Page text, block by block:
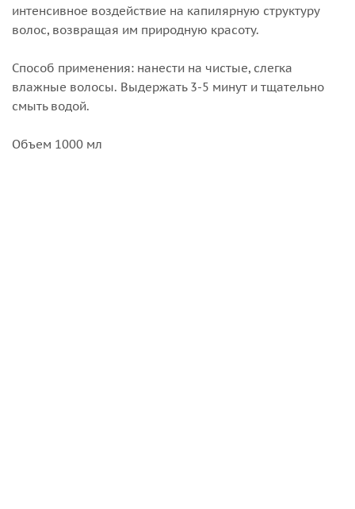
интенсивное воздействие на капилярную структуру
волос, возвращая им природную красоту.
Способ применения: нанести на чистые, слегка
влажные волосы. Выдержать 3-5 минут и тщательно
смыть водой.
Объем 1000 мл